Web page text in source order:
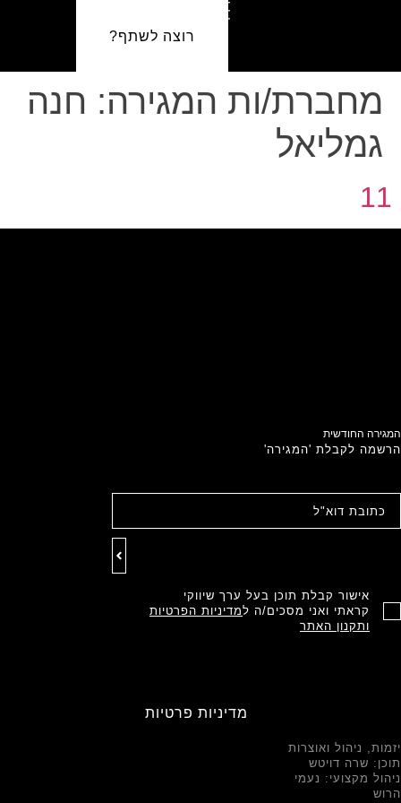
רוצה לשתף?
מחברת/ות המגירה: חנה
גמליאל
11
המגירה החודשית
הרשמה לקבלת 'המגירה'
אישור קבלת תוכן בעל ערך שיווקי
קראתי ואני מסכים/ה למדיניות הפרטיות
ותקנון האתר
מדיניות פרטיות
יזמות, ניהול ואוצרות
תוכן: שרה דויטש
ניהול מקצועי: נעמי
הרוש